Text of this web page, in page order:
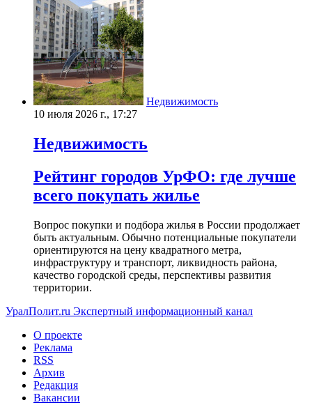
Недвижимость
10 июля 2026 г., 17:27
Недвижимость
Рейтинг городов УрФО: где лучше
всего покупать жилье
Вопрос покупки и подбора жилья в России продолжает
быть актуальным. Обычно потенциальные покупатели
ориентируются на цену квадратного метра,
инфраструктуру и транспорт, ликвидность района,
качество городской среды, перспективы развития
территории.
УралПолит.ru Экспертный информационный канал
О проекте
Реклама
RSS
Архив
Редакция
Вакансии